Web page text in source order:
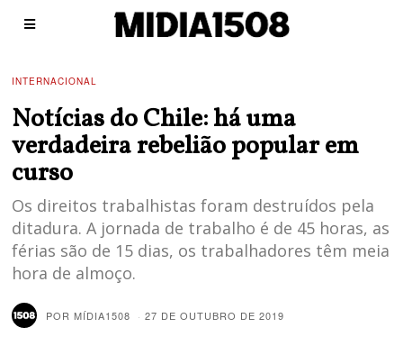
INTERNACIONAL
Notícias do Chile: há uma
verdadeira rebelião popular em
curso
Os direitos trabalhistas foram destruídos pela
ditadura. A jornada de trabalho é de 45 horas, as
férias são de 15 dias, os trabalhadores têm meia
hora de almoço.
PORMÍDIA1508 27 DE OUTUBRO DE 2019